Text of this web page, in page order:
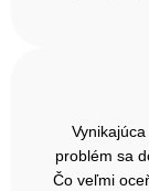
problém sa
Čo veľmi